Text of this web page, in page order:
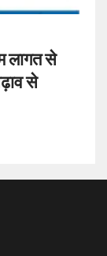
लागत से
से